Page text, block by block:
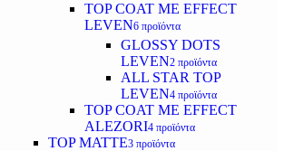
TOP COAT ME EFFECT
LEVEN6 προϊόντα
GLOSSY DOTS
LEVEN2 προϊόντα
ALL STAR TOP
LEVEN4 προϊόντα
TOP COAT ME EFFECT
ALEZORI4 προϊόντα
TOP MATTE3 προϊόντα